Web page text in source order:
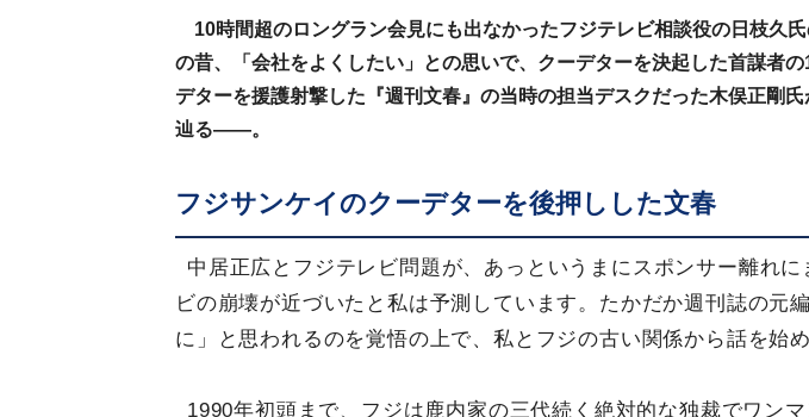
10時間超のロングラン会見にも出なかったフジテレビ相談役の日枝久
の昔、「会社をよくしたい」との思いで、クーデターを決起した首謀者
デターを援護射撃した『週刊文春』の当時の担当デスクだった木俣正剛
辿る――。
フジサンケイのクーデターを後押しした文春
中居正広とフジテレビ問題が、あっというまにスポンサー離れに
ビの崩壊が近づいたと私は予測しています。たかだか週刊誌の元
に」と思われるのを覚悟の上で、私とフジの古い関係から話を始め
1990年初頭まで、フジは鹿内家の三代続く絶対的な独裁でワン